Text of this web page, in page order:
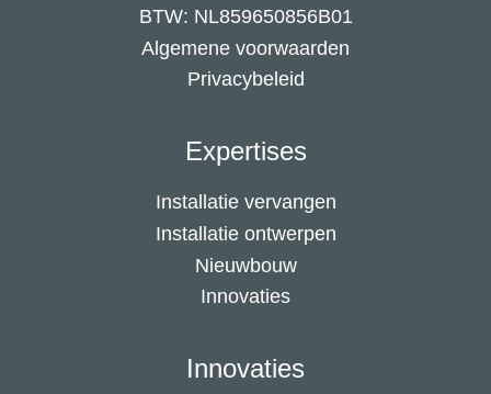
BTW: NL859650856B01
Algemene voorwaarden
Privacybeleid
Expertises
Installatie vervangen
Installatie ontwerpen
Nieuwbouw
Innovaties
Innovaties